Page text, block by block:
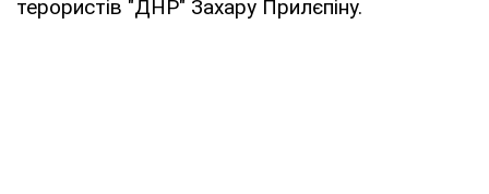
терористів "ДНР" Захару Прилєпіну.